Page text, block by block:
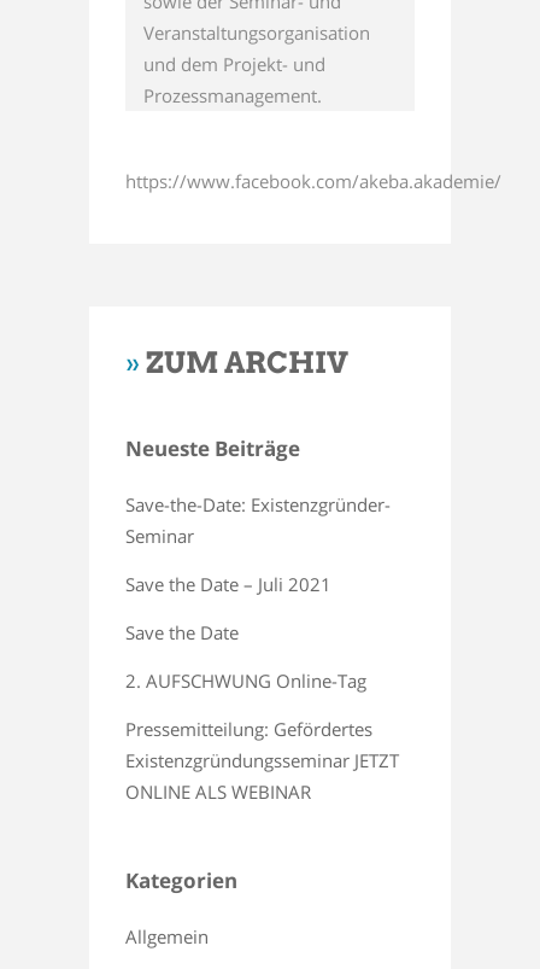
Veranstaltungsorganisation
und dem Projekt- und
Prozessmanagement.
https://www.facebook.com/akeba.akademie/
» ZUM ARCHIV
Neueste Beiträge
Save-the-Date: Existenzgründer-
Seminar
Save the Date – Juli 2021
Save the Date
2. AUFSCHWUNG Online-Tag
Pressemitteilung: Gefördertes
Existenzgründungsseminar JETZT
ONLINE ALS WEBINAR
Kategorien
Allgemein